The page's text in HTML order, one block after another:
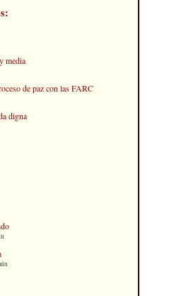
media
de paz con las FARC
digna